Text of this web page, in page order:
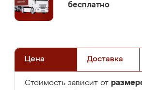
бесплатно
Цена Доставка
Стоимость зависит от